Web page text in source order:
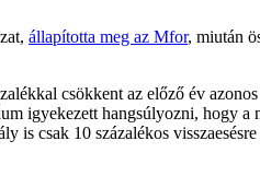
állapította meg az Mfor, miután
csökkent az előző év
igyekezett hangsúlyozni, hogy
is csak 10 százalékos